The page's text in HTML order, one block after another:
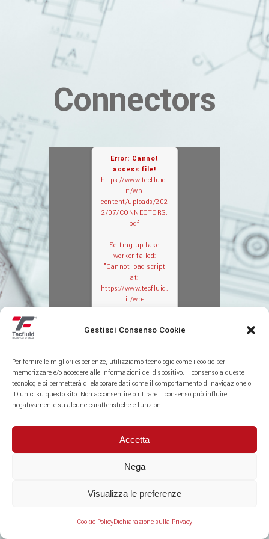
Gestisci Consenso Cookie
Per fornire le migliori esperienze, utilizziamo tecnologie come i cookie per
memorizzare e/o accedere alle informazioni del dispositivo. Il consenso a queste
tecnologie ci permetterà di elaborare dati come il comportamento di navigazione o
ID unici su questo sito. Non acconsentire o ritirare il consenso può influire
negativamente su alcune caratteristiche e funzioni.
Accetta
Nega
Visualizza le preferenze
Cookie PolicyDichiarazione sulla Privacy
Connectors
Error: Cannot
access file!
https://www.tecfluid.
it/wp-
content/uploads/202
2/07/CONNECTORS.
pdf
Setting up fake
worker failed:
"Cannot load script
at:
https://www.tecfluid.
it/wp-
lite/assets/js/libs/pd
ver=2.4.30&pdfver=d
efault".
Valvole